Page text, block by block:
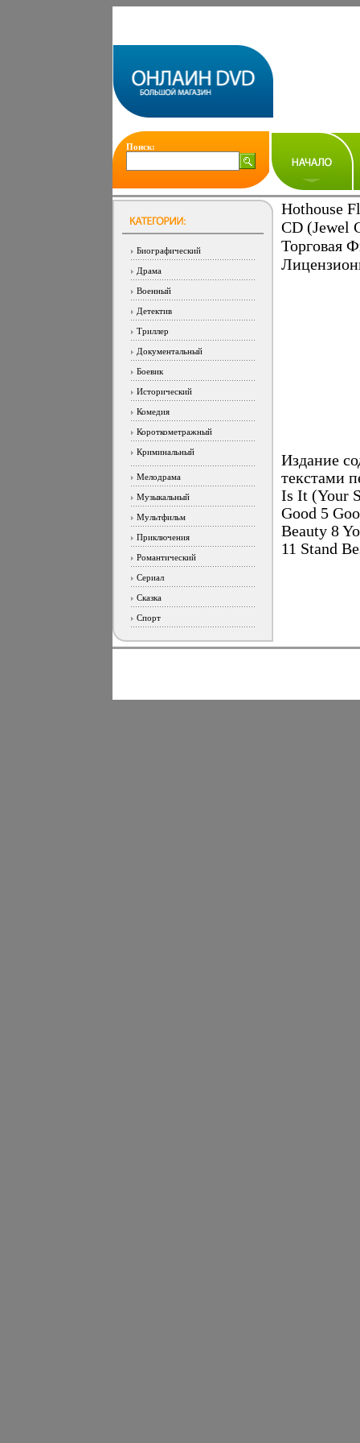
Поиск:
Биографический
Драма
Военный
Детектив
Триллер
Документальный
Боевик
Исторический
Комедия
Короткометражный
Криминальный
Мелодрама
Музыкальный
Мультфильм
Приключения
Романтический
Сериал
Сказка
Спорт
Hothouse
CD (Jewel
Торговая
Издание
текстами
Is It (Your
Good 5
Beauty 8
11 Stand